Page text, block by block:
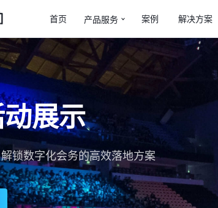
首页 产品服务 案例 解决方案
展示
锁数字化会务的高效落地方案